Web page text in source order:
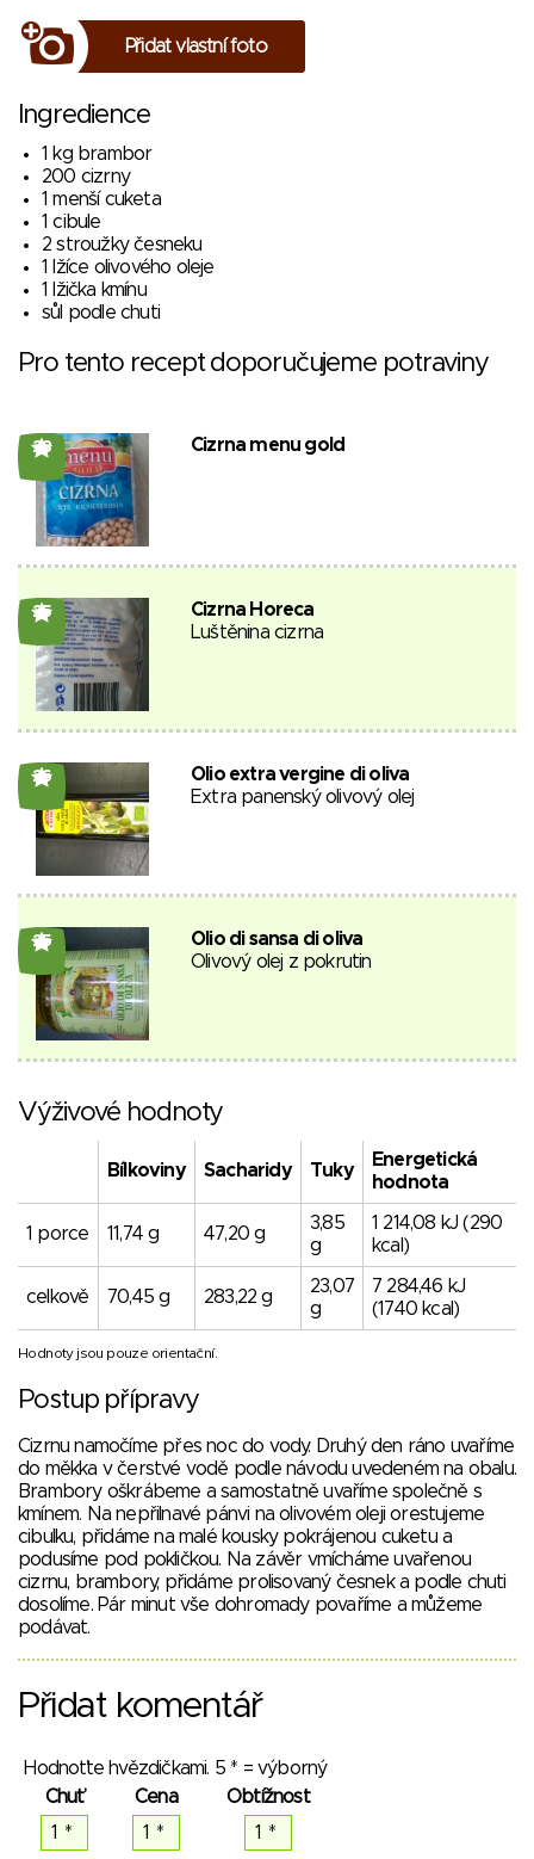
Přidat vlastní foto
Ingredience
1 kg brambor
200 cizrny
1 menší cuketa
1 cibule
2 stroužky česneku
1 lžíce olivového oleje
1 lžička kmínu
sůl podle chuti
Pro tento recept doporučujeme potraviny
28 Cizrna menu gold
25
Cizrna Horeca
Luštěnina cizrna
26
Olio extra vergine di oliva
Extra panenský olivový olej
25
Olio di sansa di oliva
Olivový olej z pokrutin
Výživové hodnoty
Bílkoviny Sacharidy Tuky
Energetická
hodnota
1 porce 11,74 g 47,20 g
3,85
g
1 214,08 kJ (290
kcal)
celkově 70,45 g 283,22 g
23,07
g
7 284,46 kJ
(1740 kcal)
Hodnoty jsou pouze orientační.
Postup přípravy
Cizrnu namočíme přes noc do vody. Druhý den ráno uvaříme
do měkka v čerstvé vodě podle návodu uvedeném na obalu.
Brambory oškrábeme a samostatně uvaříme společně s
kmínem. Na nepřilnavé pánvi na olivovém oleji orestujeme
cibulku, přidáme na malé kousky pokrájenou cuketu a
podusíme pod pokličkou. Na závěr vmícháme uvařenou
cizrnu, brambory, přidáme prolisovaný česnek a podle chuti
dosolíme. Pár minut vše dohromady povaříme a můžeme
podávat.
Přidat komentář
Hodnoťte hvězdičkami. 5 * = výborný
Chuť
Cena Obtížnost